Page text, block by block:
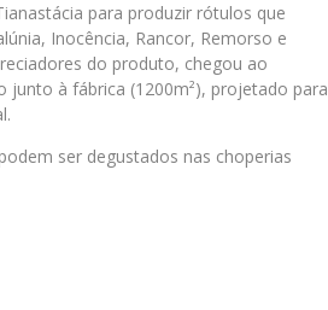
para produzir rótulos que
Inocência, Rancor, Remorso e
do produto, chegou ao
à fábrica (1200m²), projetado para
ser degustados nas choperias